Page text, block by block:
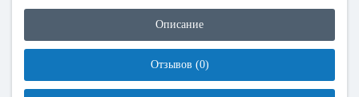
Описание
Отзывов (0)